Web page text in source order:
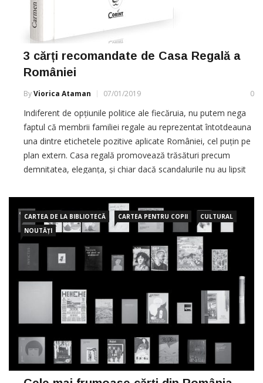
3 cărți recomandate de Casa Regală a
României
ByViorica Ataman 07/01/2019 0
Indiferent de opțiunile politice ale fiecăruia, nu putem nega
faptul că membrii familiei regale au reprezentat întotdeauna
una dintre etichetele pozitive aplicate României, cel puțin pe
plan extern. Casa regală promovează trăsături precum
demnitatea, eleganța, și chiar dacă scandalurile nu au lipsit
lectură venită din
CARTEA DE LA BIBLIOTECĂ CARTEA PENTRU COPII
CULTURAL
NOUTĂȚI